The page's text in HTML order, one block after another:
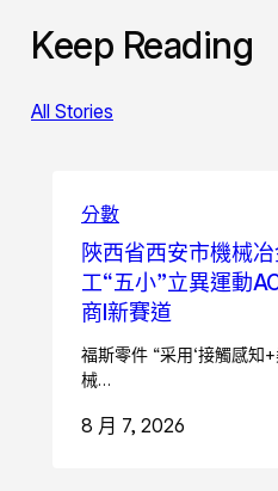
Keep Reading
All Stories
分數
陜西省西安市機械
工“五小”立異運動
商I新賽道
福斯零件 “采用‘接觸感知
械…
8 月 7, 2026